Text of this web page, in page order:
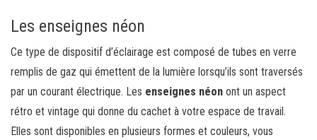
Les enseignes néon
Ce type de dispositif d’éclairage est composé de tubes en verre
remplis de gaz qui émettent de la lumière lorsqu’ils sont traversés
par un courant électrique. Les enseignes néon ont un aspect
rétro et vintage qui donne du cachet à votre espace de travail.
Elles sont disponibles en plusieurs formes et couleurs, vous